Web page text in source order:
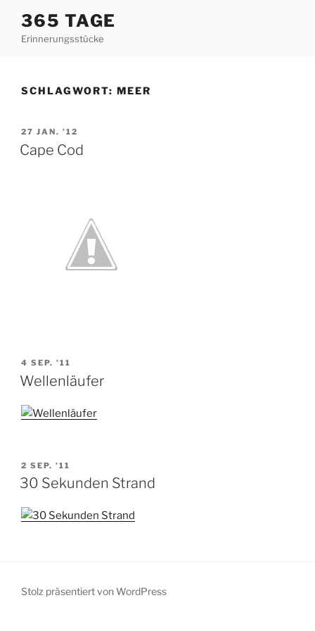
Inhalt
springen
365 TAGE
Erinnerungsstücke
SCHLAGWORT: MEER
VERÖFFENTLICHT
AM
27 JAN. ’12
Cape Cod
VERÖFFENTLICHT
AM
4 SEP. ’11
Wellenläufer
VERÖFFENTLICHT
AM
2 SEP. ’11
30 Sekunden Strand
Stolz präsentiert von WordPress